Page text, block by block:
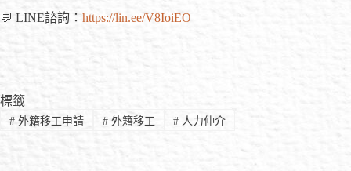
💬 LINE諮詢： https://lin.ee/V8IoiEO
標籤
#外籍移工申請 #外籍移工 # 人力仲介